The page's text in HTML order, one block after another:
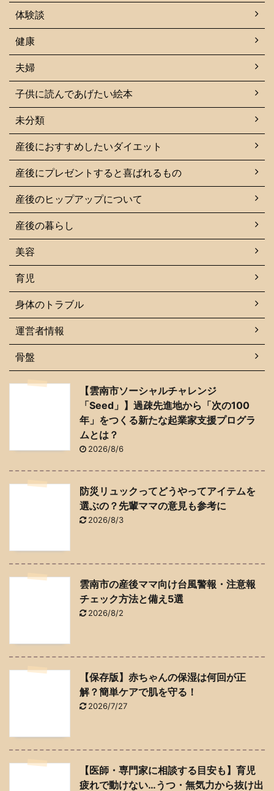
体験談
健康
夫婦
子供に読んであげたい絵本
未分類
産後におすすめしたいダイエット
産後にプレゼントすると喜ばれるもの
産後のヒップアップについて
産後の暮らし
美容
育児
身体のトラブル
運営者情報
骨盤
【雲南市ソーシャルチャレンジ
「Seed」】過疎先進地から「次の100
年」をつくる新たな起業家支援プログラ
ムとは？
2026/8/6
防災リュックってどうやってアイテムを
選ぶの？先輩ママの意見も参考に
2026/8/3
雲南市の産後ママ向け台風警報・注意報
チェック方法と備え5選
2026/8/2
【保存版】赤ちゃんの保湿は何回が正
解？簡単ケアで肌を守る！
2026/7/27
【医師・専門家に相談する目安も】育児
疲れで動けない…うつ・無気力から抜け出